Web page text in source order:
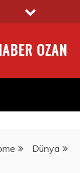
OZAN
Dünya